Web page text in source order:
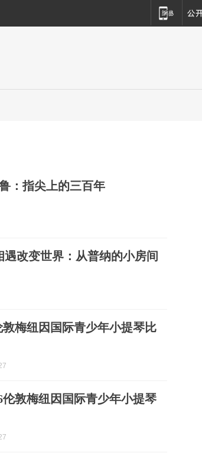
：指尖上的三百年
改变世界：从普纳的小房间
敦梅纽因国际青少年小提琴比
伦敦梅纽因国际青少年小提琴